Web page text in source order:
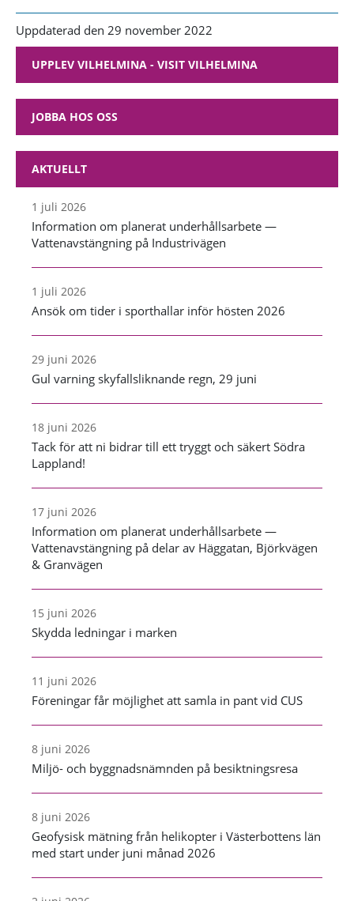
AKTUELLT
1 juli 2026
Information om planerat underhållsarbete —
Vattenavstängning på Industrivägen
1 juli 2026
Ansök om tider i sporthallar inför hösten 2026
29 juni 2026
Gul varning skyfallsliknande regn, 29 juni
18 juni 2026
Tack för att ni bidrar till ett tryggt och säkert Södra
Lappland!
17 juni 2026
Information om planerat underhållsarbete —
Vattenavstängning på delar av Häggatan, Björkvägen
& Granvägen
15 juni 2026
Skydda ledningar i marken
11 juni 2026
Föreningar får möjlighet att samla in pant vid CUS
8 juni 2026
Miljö- och byggnadsnämnden på besiktningsresa
8 juni 2026
Geofysisk mätning från helikopter i Västerbottens län
med start under juni månad 2026
Uppdaterad den 29 november 2022
UPPLEV VILHELMINA - VISIT VILHELMINA
JOBBA HOS OSS